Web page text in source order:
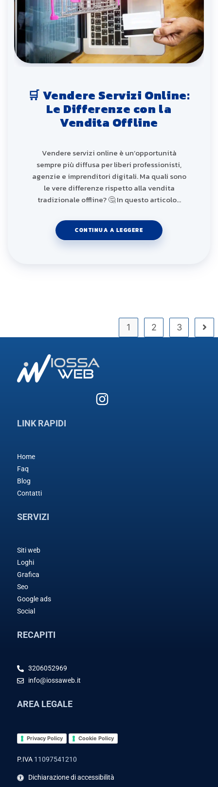
🛒 Vendere Servizi Online:
Le Differenze con la
Vendita Offline
Vendere servizi online è un’opportunità
sempre più diffusa per liberi professionisti,
agenzie e imprenditori digitali. Ma quali sono
le vere differenze rispetto alla vendita
tradizionale offline? 🤔 In questo articolo…
CONTINUA A LEGGERE
1 2 3
LINK RAPIDI
Home
Faq
Blog
Contatti
SERVIZI
Siti web
Loghi
Grafica
Seo
Google ads
Social
RECAPITI
3206052969
info@iossaweb.it
AREA LEGALE
Privacy Policy Cookie Policy
P.IVA 11097541210
Dichiarazione di accessibilità